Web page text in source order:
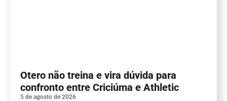
Otero não treina e vira dúvida para
confronto entre Criciúma e Athletic
5 de agosto de 2026